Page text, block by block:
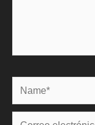
Name*
Correo